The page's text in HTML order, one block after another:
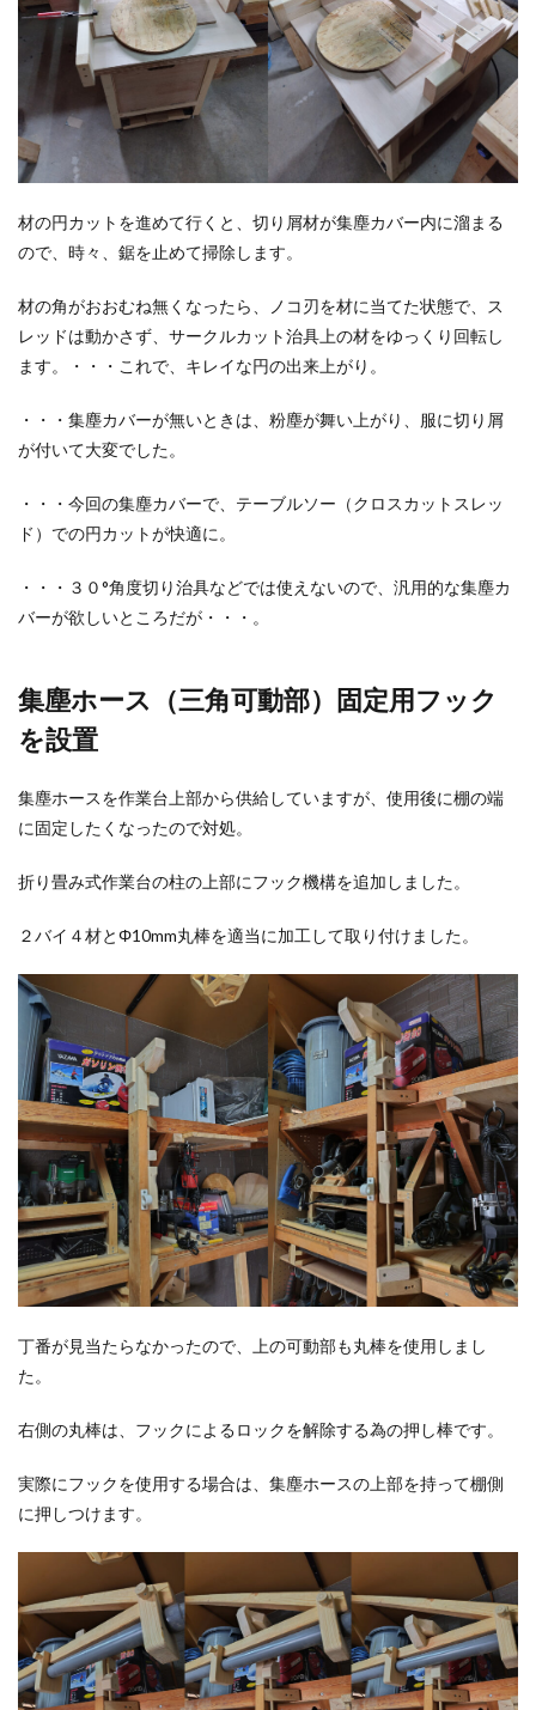
材の円カットを進めて行くと、切り屑材が集塵カバー内に溜まる
ので、時々、鋸を止めて掃除します。
材の角がおおむね無くなったら、ノコ刃を材に当てた状態で、ス
レッドは動かさず、サークルカット治具上の材をゆっくり回転し
ます。・・・これで、キレイな円の出来上がり。
・・・集塵カバーが無いときは、粉塵が舞い上がり、服に切り屑
が付いて大変でした。
・・・今回の集塵カバーで、テーブルソー（クロスカットスレッ
ド）での円カットが快適に。
・・・３０°角度切り治具などでは使えないので、汎用的な集塵カ
バーが欲しいところだが・・・。
集塵ホース（三角可動部）固定用フック
を設置
集塵ホースを作業台上部から供給していますが、使用後に棚の端
に固定したくなったので対処。
折り畳み式作業台の柱の上部にフック機構を追加しました。
２バイ４材とΦ10mm丸棒を適当に加工して取り付けました。
丁番が見当たらなかったので、上の可動部も丸棒を使用しまし
た。
右側の丸棒は、フックによるロックを解除する為の押し棒です。
実際にフックを使用する場合は、集塵ホースの上部を持って棚側
に押しつけます。